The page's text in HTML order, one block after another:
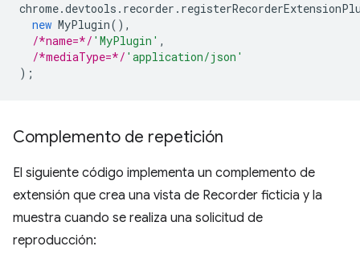
chrome.devtools . recorder .
new MyPlugin(),
/*name=*/ 'MyPlugin' ,
/*mediaType=*/ 'application/json'
);
Complemento de repetición
El siguiente código implementa un complemento de
extensión que crea una vista de Recorder ficticia y la
muestra cuando se realiza una solicitud de
reproducción: